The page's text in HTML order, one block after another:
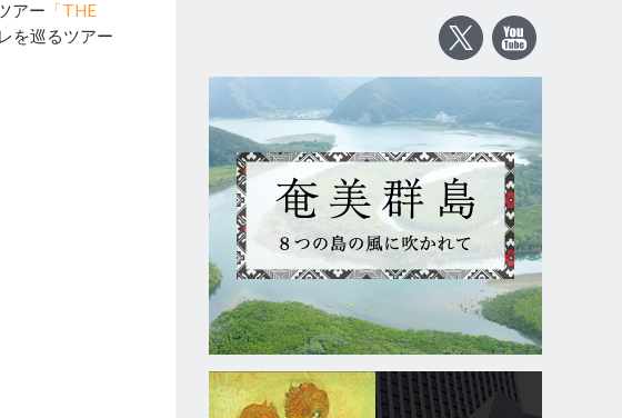
アー 「THE
を巡るツアー